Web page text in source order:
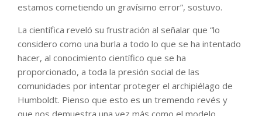
estamos cometiendo un gravísimo error”, sostuvo.
La científica reveló su frustración al señalar que “lo
considero como una burla a todo lo que se ha intentado
hacer, al conocimiento científico que se ha
proporcionado, a toda la presión social de las
comunidades por intentar proteger el archipiélago de
Humboldt. Pienso que esto es un tremendo revés y
que nos demuestra una vez más como el modelo